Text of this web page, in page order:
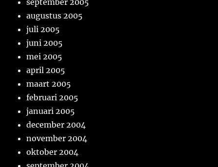
september 2005
augustus 2005
juli 2005
juni 2005
mei 2005
april 2005
maart 2005
februari 2005
januari 2005
december 2004
november 2004
oktober 2004